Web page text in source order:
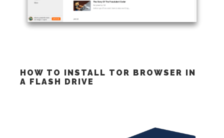
HOW TO INSTALL TOR BROWSER IN
A FLASH DRIVE